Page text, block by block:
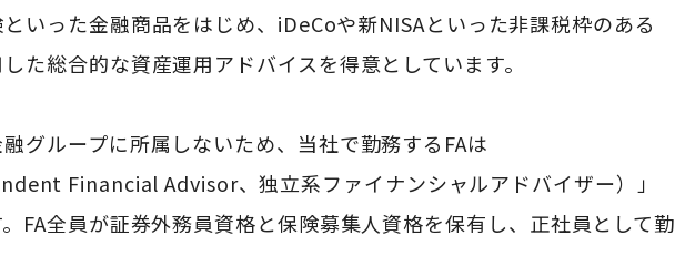
いった金融商品をはじめ、iDeCoや新NISAといった非課税枠のある
た総合的な資産運用アドバイスを得意としています。
グループに所属しないため、当社で勤務するFAは
Financial Advisor、独立系ファイナンシャルアドバイザー）」
FA全員が証券外務員資格と保険募集人資格を保有し、正社員として勤